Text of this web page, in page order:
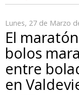
Lunes, 27 de Marzo
El
bolos
entre
en